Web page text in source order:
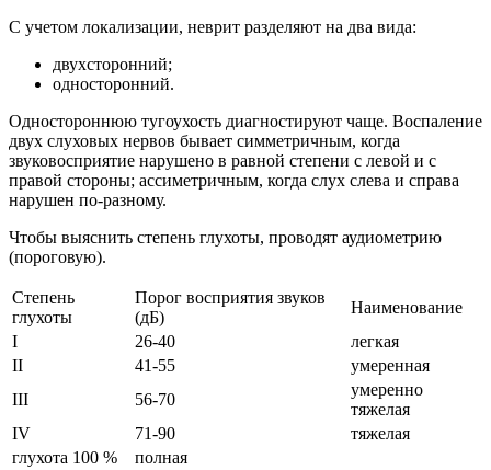
С учетом локализации, неврит разделяют на два вида:
двухсторонний;
односторонний.
Одностороннюю тугоухость диагностируют чаще. Воспаление
двух слуховых нервов бывает симметричным, когда
звуковосприятие нарушено в равной степени с левой и с
правой стороны; ассиметричным, когда слух слева и справа
нарушен по-разному.
Чтобы выяснить степень глухоты, проводят аудиометрию
(пороговую).
Степень
глухоты
Порог восприятия звуков
(дБ)
Наименование
I
26-40
легкая
II
41-55
умеренная
III
56-70
умеренно
тяжелая
IV
71-90
тяжелая
глухота 100 %
полная